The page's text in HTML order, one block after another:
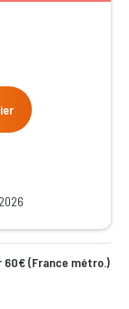
(France métro.)